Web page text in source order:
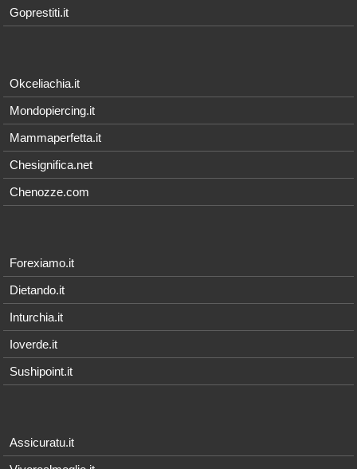
Goprestiti.it
Okceliachia.it
Mondopiercing.it
Mammaperfetta.it
Chesignifica.net
Chenozze.com
Forexiamo.it
Dietando.it
Inturchia.it
Ioverde.it
Sushipoint.it
Assicuratu.it